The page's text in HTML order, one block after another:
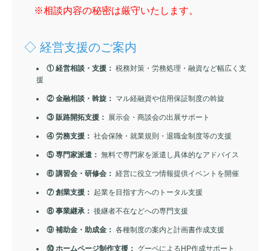
※相談内容の秘密は厳守いたします。
◇ 経営支援のご案内
① 経営相談・支援： 税務対策・労務処理・融資など幅広く支
援
② 金融相談・斡旋： マル経融資や信用保証制度の斡旋
③ 販路開拓支援： 展示会・商談会の出展サポート
④ 労務支援： 社会保険・就業規則・退職金制度等の支援
⑤ 専門家派遣： 無料で専門家を派遣し具体的なアドバイス
⑥ 講習会・研修会： 経営に役立つ情報提供イベントを開催
⑦ 創業支援： 起業を目指す方へのトータル支援
⑧ 事業継承： 後継者不在などへの専門支援
⑨ 補助金・助成金： 各種制度の案内と計画書作成支援
⑩ ホームページ制作支援： グーペによるHP作成サポート